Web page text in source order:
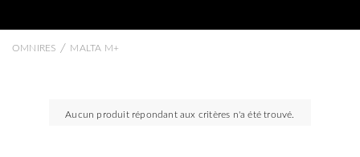
OMNIRES / MALTA M+
Aucun produit répondant aux critères n'a été trouvé.